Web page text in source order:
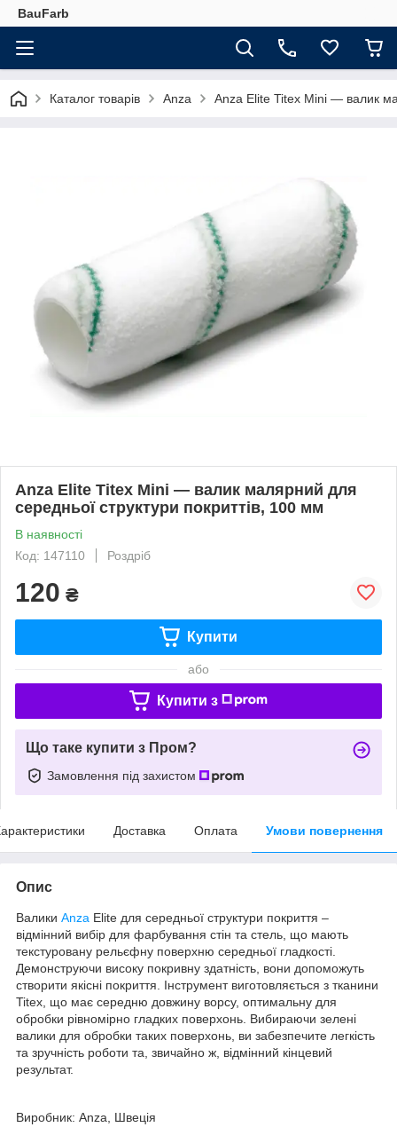
BauFarb
Каталог товарів Anza Anza Elite Titex Mini — валик
Anza Elite Titex Mini — валик малярний для
середньої структури покриттів, 100 мм
В наявності
Код: 147110
Роздріб
120 ₴
Купити
або
Купити з
Що таке купити з Пром?
Замовлення під захистом
Доставка Оплата Умови повернення
Опис
Валики Anza Elite для середньої структури покриття –
відмінний вибір для фарбування стін та стель, що мають
текстуровану рельєфну поверхню середньої гладкості.
Демонструючи високу покривну здатність, вони допоможуть
створити якісні покриття. Інструмент виготовляється з тканини
Titex, що має середню довжину ворсу, оптимальну для
обробки рівномірно гладких поверхонь. Вибираючи зелені
валики для обробки таких поверхонь, ви забезпечите легкість
та зручність роботи та, звичайно ж, відмінний кінцевий
результат.
Виробник: Anza, Швеція